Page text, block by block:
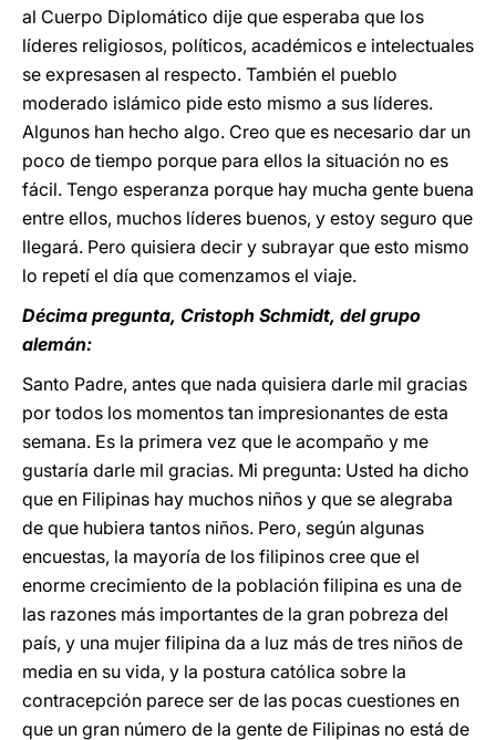
al Cuerpo Diplomático dije que esperaba que los
líderes religiosos, políticos, académicos e intelectuales
se expresasen al respecto. También el pueblo
moderado islámico pide esto mismo a sus líderes.
Algunos han hecho algo. Creo que es necesario dar un
poco de tiempo porque para ellos la situación no es
fácil. Tengo esperanza porque hay mucha gente buena
entre ellos, muchos líderes buenos, y estoy seguro que
llegará. Pero quisiera decir y subrayar que esto mismo
lo repetí el día que comenzamos el viaje.
Décima pregunta, Cristoph Schmidt, del grupo
alemán:
Santo Padre, antes que nada quisiera darle mil gracias
por todos los momentos tan impresionantes de esta
semana. Es la primera vez que le acompaño y me
gustaría darle mil gracias. Mi pregunta: Usted ha dicho
que en Filipinas hay muchos niños y que se alegraba
de que hubiera tantos niños. Pero, según algunas
encuestas, la mayoría de los filipinos cree que el
enorme crecimiento de la población filipina es una de
las razones más importantes de la gran pobreza del
país, y una mujer filipina da a luz más de tres niños de
media en su vida, y la postura católica sobre la
contracepción parece ser de las pocas cuestiones en
que un gran número de la gente de Filipinas no está de